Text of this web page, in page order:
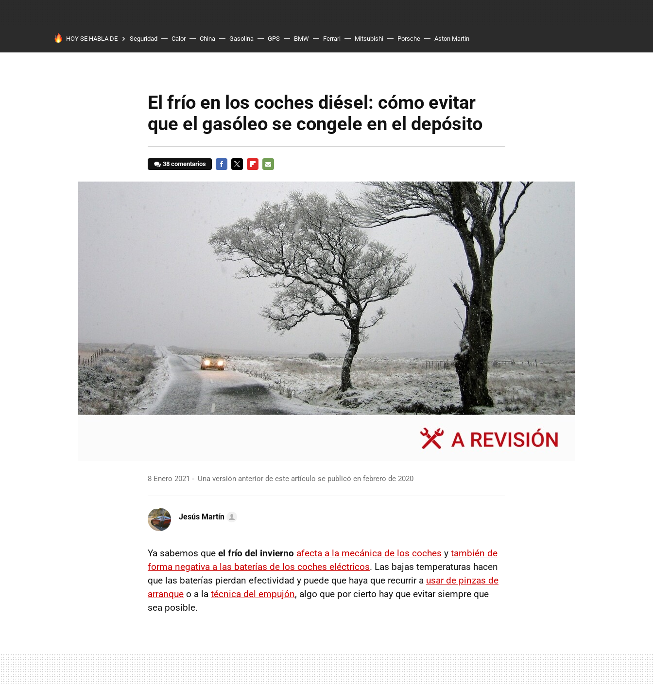
HOY SE HABLA DE Seguridad Calor China Gasolina GPS BMW Ferrari Mitsubishi Porsche Aston Martin
El frío en los coches diésel: cómo evitar
que el gasóleo se congele en el depósito
38 comentarios
8 Enero 2021 Una versión anterior de este artículo se publicó en febrero de 2020
Jesús Martín
Ya sabemos que el frío del invierno afecta a la mecánica de los coches y también de
forma negativa a las baterías de los coches eléctricos. Las bajas temperaturas hacen
que las baterías pierdan efectividad y puede que haya que recurrir a usar de pinzas de
arranque o a la técnica del empujón, algo que por cierto hay que evitar siempre que
sea posible.